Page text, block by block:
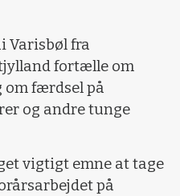
Varisbøl fra
fortælle om
om færdsel på
og andre tunge
vigtigt emne at tage
på